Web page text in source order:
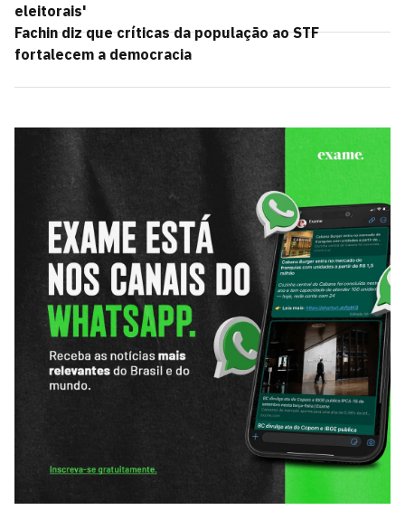
eleitorais'
Fachin diz que críticas da população ao STF
fortalecem a democracia